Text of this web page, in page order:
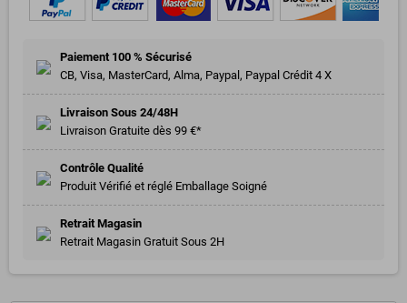
Paiement 100 % Sécurisé
CB, Visa, MasterCard, Alma, Paypal, Paypal Crédit 4 X
Livraison Sous 24/48H
Livraison Gratuite dès 99 €*
Contrôle Qualité
Produit Vérifié et réglé Emballage Soigné
Retrait Magasin
Retrait Magasin Gratuit Sous 2H